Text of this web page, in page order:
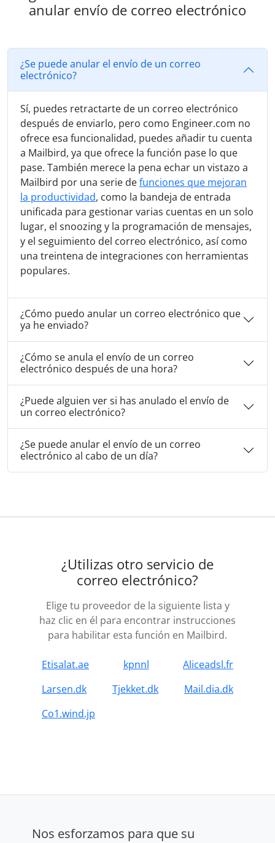
anular envío de correo electrónico
¿Se puede anular el envío de un correo
electrónico?
Sí, puedes retractarte de un correo electrónico
después de enviarlo, pero como Engineer.com no
ofrece esa funcionalidad, puedes añadir tu cuenta
a Mailbird, ya que ofrece la función pase lo que
pase. También merece la pena echar un vistazo a
Mailbird por una serie defunciones que mejoran
la productividad, como la bandeja de entrada
unificada para gestionar varias cuentas en un solo
lugar, el snoozing y la programación de mensajes,
y el seguimiento del correo electrónico, así como
una treintena de integraciones con herramientas
populares.
¿Cómo puedo anular un correo electrónico que
ya he enviado?
¿Cómo se anula el envío de un correo
electrónico después de una hora?
¿Puede alguien ver si has anulado el envío de
un correo electrónico?
¿Se puede anular el envío de un correo
electrónico al cabo de un día?
¿Utilizas otro servicio de
correo electrónico?
Elige tu proveedor de la siguiente lista y
haz clic en él para encontrar instrucciones
para habilitar esta función en Mailbird.
Etisalat.ae kpnnl
Aliceadsl.fr
Larsen.dk
Tjekket.dk
Mail.dia.dk
Co1.wind.jp
Nos esforzamos para que su